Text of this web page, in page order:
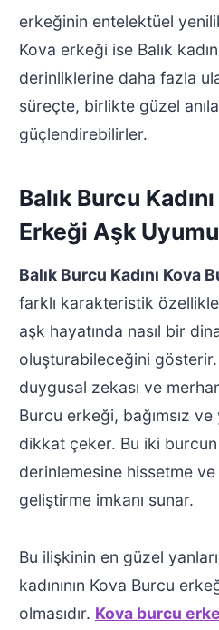
erkeğinin entelektüel
Kova erkeği ise Balık
derinliklerine daha fazla
süreçte, birlikte güzel
güçlendirebilirler.
Balık Burcu
Erkeği Aşk Uyumu
Balık Burcu Kadını Kova
farklı karakteristik
aşk hayatında nasıl bir
oluşturabileceğini gösterir.
duygusal zekası ve
Burcu erkeği, bağımsız ve
dikkat çeker. Bu iki burcun
derinlemesine hissetme
geliştirme imkanı sunar.
Bu ilişkinin en güzel
kadınının Kova Burcu
olmasıdır. Kova burcu